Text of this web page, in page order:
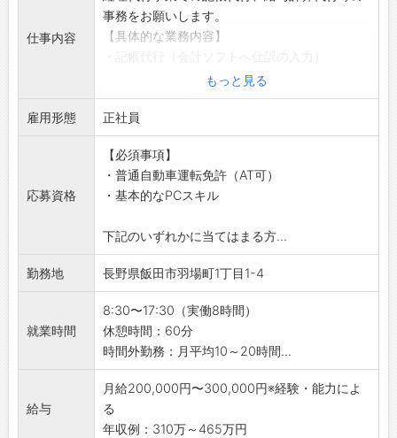
釣竿は、設計開発〜完成品までを作る一貫生
産体制となっております。
【採用担当からのメッセージ】
働く仲間がやりがいを持ち、働きやすい職場に
していくために、『全社員研修の実施』、『改
善提案活動』、『より良い組織づくり』など会
皆さんの応募をお待ちしております。
・初日：会社説明や社内の案内など
・1ヶ月：まずは調査測定の現場へ同行し、実際
・半年～1年：先輩に同行しながら、知識をつけ
慣れていきます。
※その後は、徐々にお任せする業務を増やして
【設備】
・更衣室、個人ロッカー完備。
・食堂スペース（休憩室）あり。
・コーヒーメーカー等完備。
【福利厚生】
・資格取得支援制度
・OJTリーダー制度（入社後半年間）
・親睦会・レクリエーション大会
・レクリエーション補助
・永年勤続表彰（10・20・30年）
・健康診断・ストレスチェック実施（年1回～）
・インフルエンザワクチン接種補助
・無料ドリンクサーバーあり
仕事内容
事務をお願いします。
【具体的な業務内容】
・パソコンを使ったデータ⼊⼒・事務・表計算
等
・経理代行（業務代行・改善ご提案等）
（利用ソフト：TKC、MJS、弥⽣、JDL、
freee、MF、勘定奉⾏、達⼈、魔法陣、PCA、
EPSON、会計王、ICS、発展会計、その他）
※社用車（AT）を使用し、お客様先にて伝票回
収・業務改善・経理代行サービスのご提案もあ
り
・顧客対応あり（メール、電話、対面）
【職場の雰囲気・社風】
・働き方改革を進めており、テレワークや土日
の振替出勤及び休暇取得を行っています。
・業務の電子化、ペーパーレス化を進めていま
す。
もっと見る
雇用形態 正社員
応募資格
【必須事項】
・普通自動車運転免許（AT可）
・基本的なPCスキル
下記のいずれかに当てはまる方...
勤務地 長野県飯田市羽場町1丁目1-4
就業時間
8:30〜17:30（実働8時間）
休憩時間：60分
時間外勤務：月平均10～20時間...
給与
月給200,000円〜300,000円※経験・能力によ
る
年収例：310万～465万円